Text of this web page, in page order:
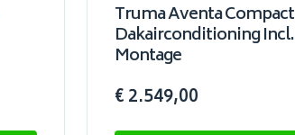
Truma Aventa Compact
Dakairconditioning Incl.
Montage
€ 2.549,00